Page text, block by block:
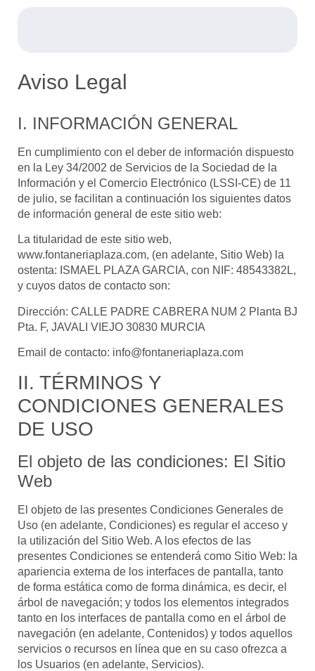
Aviso Legal
I. INFORMACIÓN GENERAL
En cumplimiento con el deber de información dispuesto
en la Ley 34/2002 de Servicios de la Sociedad de la
Información y el Comercio Electrónico (LSSI-CE) de 11
de julio, se facilitan a continuación los siguientes datos
de información general de este sitio web:
La titularidad de este sitio web,
www.fontaneriaplaza.com, (en adelante, Sitio Web) la
ostenta: ISMAEL PLAZA GARCIA, con NIF: 48543382L,
y cuyos datos de contacto son:
Dirección: CALLE PADRE CABRERA NUM 2 Planta BJ
Pta. F, JAVALI VIEJO 30830 MURCIA
Email de contacto: info@fontaneriaplaza.com
II. TÉRMINOS Y
CONDICIONES GENERALES
DE USO
El objeto de las condiciones: El Sitio
Web
El objeto de las presentes Condiciones Generales de
Uso (en adelante, Condiciones) es regular el acceso y
la utilización del Sitio Web. A los efectos de las
presentes Condiciones se entenderá como Sitio Web: la
apariencia externa de los interfaces de pantalla, tanto
de forma estática como de forma dinámica, es decir, el
árbol de navegación; y todos los elementos integrados
tanto en los interfaces de pantalla como en el árbol de
navegación (en adelante, Contenidos) y todos aquellos
servicios o recursos en línea que en su caso ofrezca a
los Usuarios (en adelante, Servicios).